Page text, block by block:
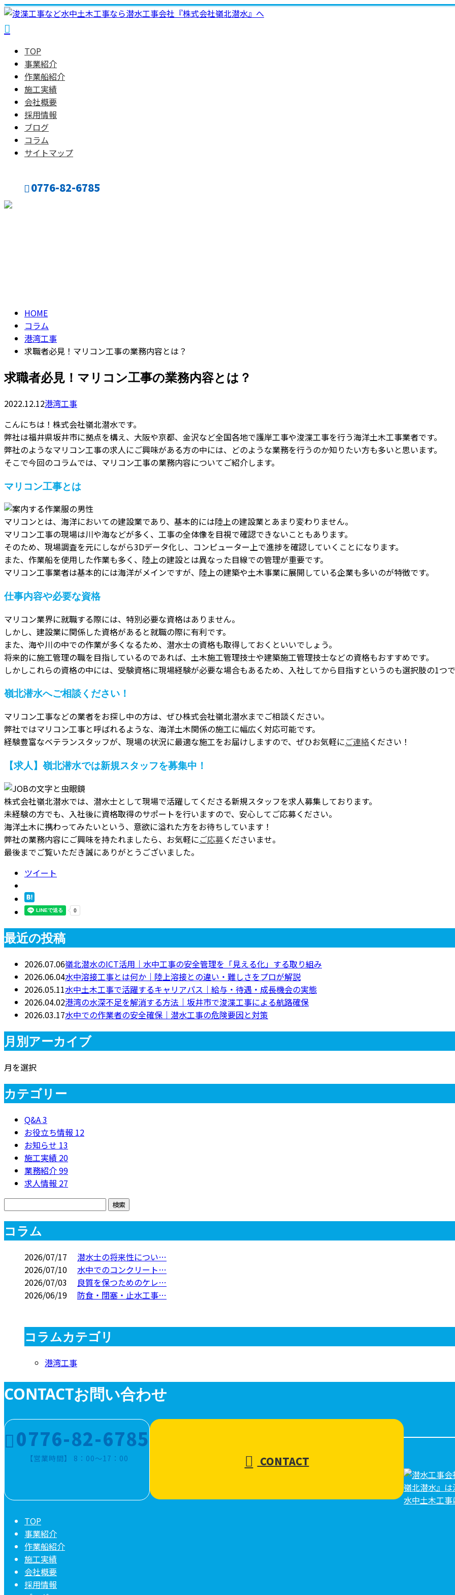
TOP
事業紹介
作業船紹介
施工実績
会社概要
採用情報
ブログ
コラム
サイトマップ
0776-82-6785
HOME
コラム
港湾工事
求職者必見！マリコン工事の業務内容とは？
求職者必見！マリコン工事の業務内容とは？
2022.12.12港湾工事
こんにちは！株式会社嶺北潜水です。
弊社は福井県坂井市に拠点を構え、大阪や京都、金沢など全国各地で護岸工事や浚渫工事を行う海洋土木工事業者です。
弊社のようなマリコン工事の求人にご興味がある方の中には、どのような業務を行うのか知りたい方も多いと思います。
そこで今回のコラムでは、マリコン工事の業務内容についてご紹介します。
マリコン工事とは
マリコンとは、海洋においての建設業であり、基本的には陸上の建設業とあまり変わりません。
マリコン工事の現場は川や海などが多く、工事の全体像を目視で確認できないこともあります。
そのため、現場調査を元にしながら3Dデータ化し、コンピューター上で進捗を確認していくことになります。
また、作業船を使用した作業も多く、陸上の建設とは異なった目線での管理が重要です。
マリコン工事業者は基本的には海洋がメインですが、陸上の建築や土木事業に展開している企業も多いのが特徴です。
仕事内容や必要な資格
マリコン業界に就職する際には、特別必要な資格はありません。
しかし、建設業に関係した資格があると就職の際に有利です。
また、海や川の中での作業が多くなるため、潜水士の資格も取得しておくといいでしょう。
将来的に施工管理の職を目指しているのであれば、土木施工管理技士や建築施工管理技士などの資格もおすすめです。
しかしこれらの資格の中には、受験資格に現場経験が必要な場合もあるため、入社してから目指すというのも選択肢の1つで
嶺北潜水へご相談ください！
マリコン工事などの業者をお探し中の方は、ぜひ株式会社嶺北潜水までご相談ください。
弊社ではマリコン工事と呼ばれるような、海洋土木関係の施工に幅広く対応可能です。
経験豊富なベテランスタッフが、現場の状況に最適な施工をお届けしますので、ぜひお気軽にご連絡ください！
【求人】嶺北潜水では新規スタッフを募集中！
株式会社嶺北潜水では、潜水士として現場で活躍してくださる新規スタッフを求人募集しております。
未経験の方でも、入社後に資格取得のサポートを行いますので、安心してご応募ください。
海洋土木に携わってみたいという、意欲に溢れた方をお待ちしています！
弊社の業務内容にご興味を持たれましたら、お気軽にご応募くださいませ。
最後までご覧いただき誠にありがとうございました。
ツイート
最近の投稿
2026.07.06嶺北潜水のICT活用｜水中工事の安全管理を「見える化」する取り組み
2026.06.04水中溶接工事とは何か｜陸上溶接との違い・難しさをプロが解説
2026.05.11水中土木工事で活躍するキャリアパス｜給与・待遇・成長機会の実態
2026.04.02港湾の水深不足を解消する方法｜坂井市で浚渫工事による航路確保
2026.03.17水中での作業者の安全確保｜潜水工事の危険要因と対策
月別アーカイブ
月を選択
カテゴリー
Q&A3
お役立ち情報 12
お知らせ 13
施工実績 20
業務紹介99
求人情報 27
コラム
2026/07/17
潜水士の将来性につい…
2026/07/10
水中でのコンクリート…
2026/07/03
良質を保つためのケレ…
2026/06/19
防食・閉塞・止水工事…
コラムカテゴリ
港湾工事
CONTACTお問い合わせ
0776-82-6785
【営業時間】 8：00～17：00 CONTACT
TOP
事業紹介
作業船紹介
施工実績
会社概要
採用情報